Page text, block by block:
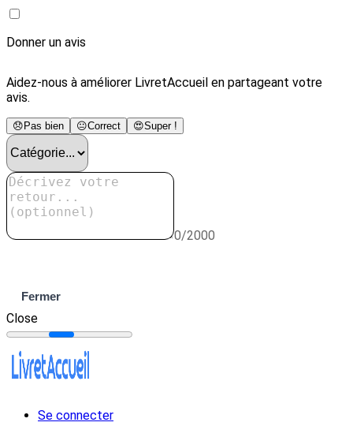
Donner un avis
Aidez-nous à améliorer LivretAccueil en partageant votre
avis.
😞 Pas bien 😐Correct 😍Super !
0/2000
Fermer
Close
Se connecter